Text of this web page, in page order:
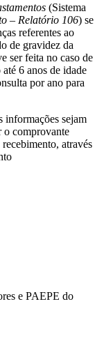
(Sistema
– Relatório 106) se
referentes ao
de gravidez da
ser feita no caso de
6 anos de idade
por ano para
informações sejam
o comprovante
através
e PAEPE do